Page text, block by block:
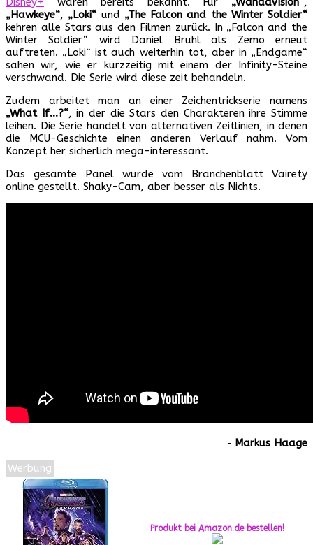
„Hawkeye“, „Loki“ und „The Falcon and the Winter Soldier“
kehren alle Stars aus den Filmen zurück. In „Falcon and the
Winter Soldier“ wird Daniel Brühl als Zemo erneut
auftreten. „Loki“ ist auch weiterhin tot, aber in „Endgame“
sahen wir, wie er kurzzeitig mit einem der Infinity-Steine
verschwand. Die Serie wird diese zeit behandeln.
Zudem arbeitet man an einer Zeichentrickserie namens
„What If…?“, in der die Stars den Charakteren ihre Stimme
leihen. Die Serie handelt von alternativen Zeitlinien, in denen
die MCU-Geschichte einen anderen Verlauf nahm. Vom
Konzept her sicherlich mega-interessant.
Das gesamte Panel wurde vom Branchenblatt Vairety
online gestellt. Shaky-Cam, aber besser als Nichts.
‐ Markus Haage
Werbung
Produkt bei Amazon.de bestellen!